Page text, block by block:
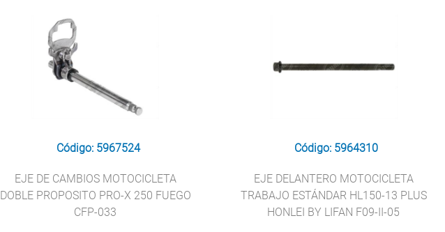
Código: 5967524
EJE DE CAMBIOS MOTOCICLETA
DOBLE PROPOSITO PRO-X 250 FUEGO
CFP-033
Código: 5964310
EJE DELANTERO MOTOCICLETA
TRABAJO ESTÁNDAR HL150-13 PLUS
HONLEI BY LIFAN F09-II-05